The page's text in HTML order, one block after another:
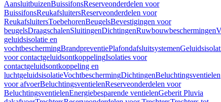
AansluitbuizenBuissifonsReserveonderdelen voor
BuissifonsReukafsluitersReserveonderdelen voor
ReukafsluitersToebehorenBeugelsBevestigingen voor
beugelsDraagschalenSluitingenDichtingenRuwbouwbeschermingen
geluidsisolatie en
vochtbeschermingBrandpreventiePlafondafsluitsystemen
voor contactgeluidsontkoppelingIsolaties voor
contactgeluidsontkoppeling en
luchtgeluidsisolatieVochtbeschermingDichtingenBeluchtingsventielen
voor afvoerBeluchtingsventielenReserveonderdelen voor
BeluchtingsventielenEnergiebesparende ventielenGeberit Pluvia